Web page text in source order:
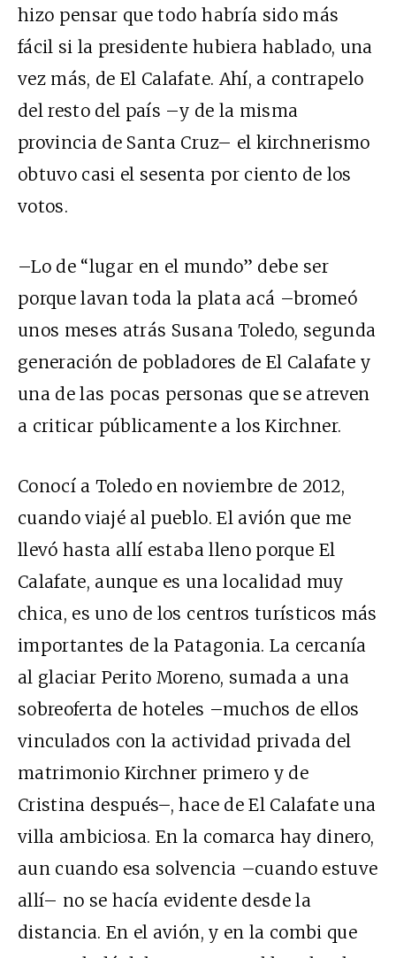
hizo pensar que todo habría sido más
fácil si la presidente hubiera hablado, una
vez más, de El Calafate. Ahí, a contrapelo
del resto del país –y de la misma
provincia de Santa Cruz– el kirchnerismo
obtuvo casi el sesenta por ciento de los
votos.
–Lo de “lugar en el mundo” debe ser
porque lavan toda la plata acá –bromeó
unos meses atrás Susana Toledo, segunda
generación de pobladores de El Calafate y
una de las pocas personas que se atreven
a criticar públicamente a los Kirchner.
Conocí a Toledo en noviembre de 2012,
cuando viajé al pueblo. El avión que me
llevó hasta allí estaba lleno porque El
Calafate, aunque es una localidad muy
chica, es uno de los centros turísticos más
importantes de la Patagonia. La cercanía
al glaciar Perito Moreno, sumada a una
sobreoferta de hoteles –muchos de ellos
vinculados con la actividad privada del
matrimonio Kirchner primero y de
Cristina después–, hace de El Calafate una
villa ambiciosa. En la comarca hay dinero,
aun cuando esa solvencia –cuando estuve
allí– no se hacía evidente desde la
distancia. En el avión, y en la combi que